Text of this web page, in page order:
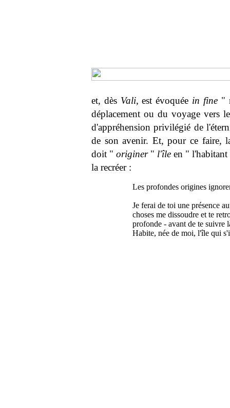
et, dès Vali, est évoquée in fine"
déplacement ou du voyage vers
d'appréhension privilégié de
de son avenir. Et, pour ce faire,
doit " originer" l'île en " l'habitant
la recréer :
Les profondes origines
Je ferai de toi une présence
choses me dissoudre et te
profonde - avant de te suivre
Habite, née de moi, l'île qui